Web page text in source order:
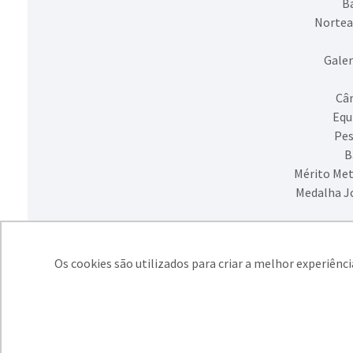
Os cookies são utilizados para criar a melhor
Mérito
Medalha